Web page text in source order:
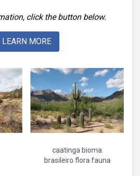
click the button below.
LEARN MORE
caatinga bioma
brasileiro flora fauna